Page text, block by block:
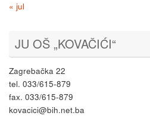
« jul
JU OŠ „KOVAČIĆI“
Zagrebačka 22
tel. 033/615-879
fax. 033/615-879
kovacici@bih.net.ba